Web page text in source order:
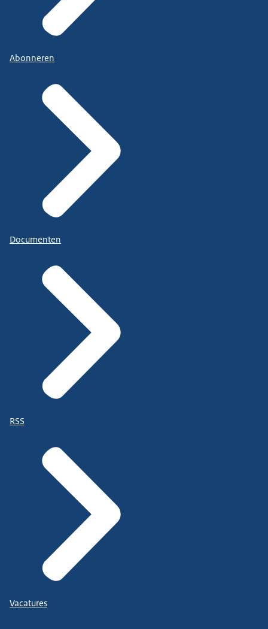
Abonneren
Documenten
RSS
Vacatures